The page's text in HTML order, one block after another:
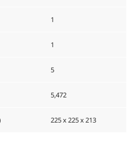
1
1
5
5,472
225 x 225 x 213